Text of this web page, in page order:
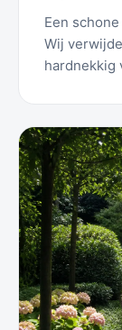
Een
Wij
hardnekkig